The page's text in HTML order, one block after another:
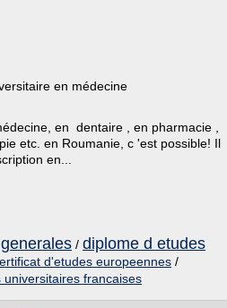
en médecine
en dentaire , en pharmacie ,
etc. en Roumanie, c 'est possible! Il
en...
/ diplome d etudes
d'etudes europeennes /
francaises